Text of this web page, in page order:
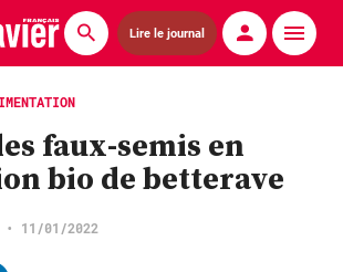
Lire le journal
faux-semis en
bio de betterave
• 11/01/2022